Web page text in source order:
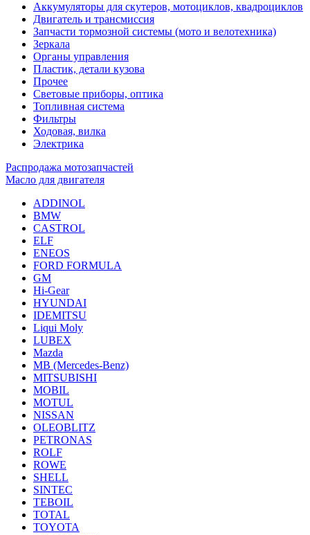
Аккумуляторы для скутеров, мотоциклов, квадроциклов
Двигатель и трансмиссия
Запчасти тормозной системы (мото и велотехника)
Зеркала
Органы управления
Пластик, детали кузова
Прочее
Световые приборы, оптика
Топливная система
Фильтры
Ходовая, вилка
Электрика
Распродажа мотозапчастей
Масло для двигателя
ADDINOL
BMW
CASTROL
ELF
ENEOS
FORD FORMULA
GM
Hi-Gear
HYUNDAI
IDEMITSU
Liqui Moly
LUBEX
Mazda
MB (Mercedes-Вenz)
MITSUBISHI
MOBIL
MOTUL
NISSAN
OLEOBLITZ
PETRONAS
ROLF
ROWE
SHELL
SINTEC
TEBOIL
TOTAL
TOYOTA